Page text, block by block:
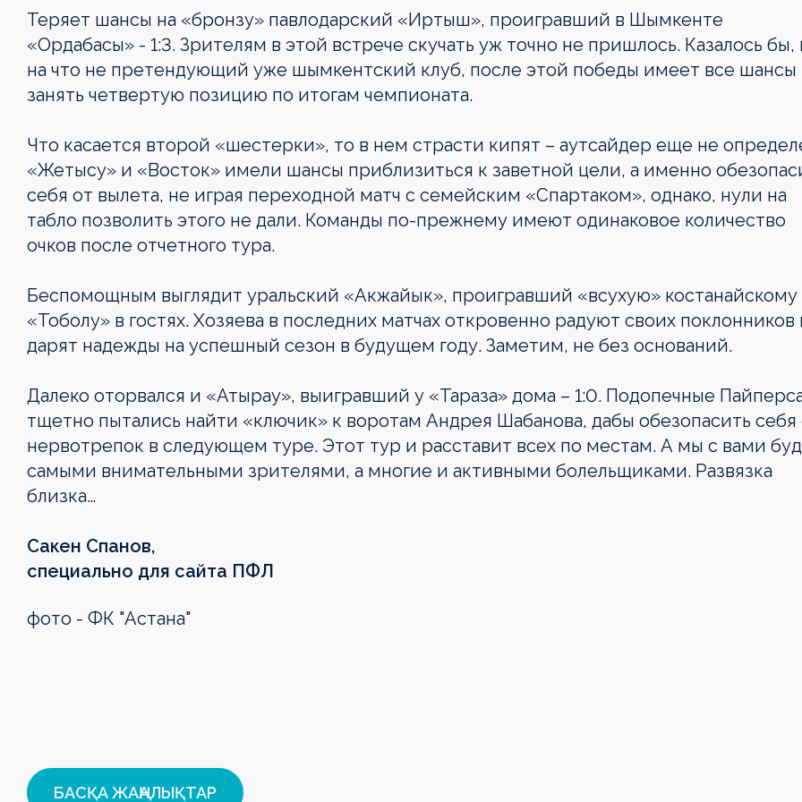
Жаңалықтар
Жаңалықтар
Жаңалықтар
Теряет шансы на «бронзу» павлодарский «Иртыш», проигравший в Шымкенте
«Ордабасы» - 1:3. Зрителям в этой встрече скучать уж точно не пришлось. Казалось бы,
на что не претендующий уже шымкентский клуб, после этой победы имеет все шансы
занять четвертую позицию по итогам чемпионата.
Что касается второй «шестерки», то в нем страсти кипят – аутсайдер еще не
«Жетысу» и «Восток» имели шансы приблизиться к заветной цели, а именно
себя от вылета, не играя переходной матч с семейским «Спартаком», однако, нули на
табло позволить этого не дали. Команды по-прежнему имеют одинаковое количество
очков после отчетного тура.
Беспомощным выглядит уральский «Акжайык», проигравший «всухую» костанайскому
«Тоболу» в гостях. Хозяева в последних матчах откровенно радуют своих поклонников
дарят надежды на успешный сезон в будущем году. Заметим, не без оснований.
Далеко оторвался и «Атырау», выигравший у «Тараза» дома – 1:0. Подопечные
тщетно пытались найти «ключик» к воротам Андрея Шабанова, дабы обезопасить себя
нервотрепок в следующем туре. Этот тур и расставит всех по местам. А мы с вами
самыми внимательными зрителями, а многие и активными болельщиками. Развязка
близка…
Сакен Спанов,
специально для сайта ПФЛ
фото - ФК "Астана"
БАСҚА ЖАҢАЛЫҚТАР